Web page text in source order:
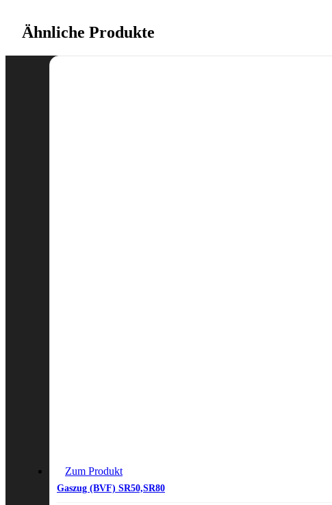
Ähnliche Produkte
Zum Produkt
Gaszug (BVF) SR50,SR80